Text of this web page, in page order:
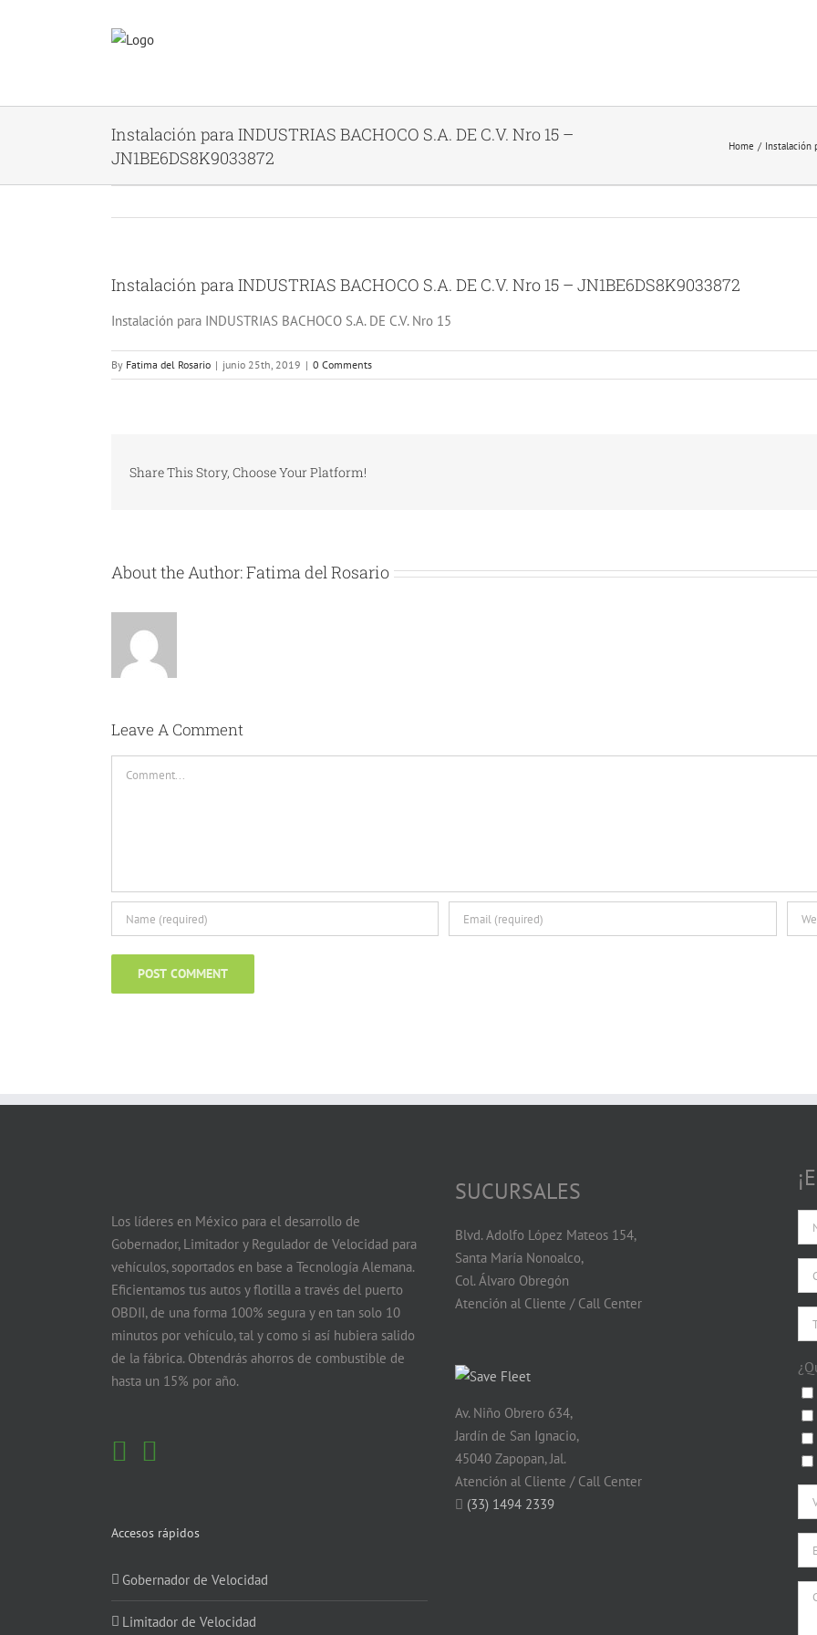
Instalación para INDUSTRIAS BACHOCO S.A. DE C.V. Nro 15 –
JN1BE6DS8K9033872
Home Instalación
Instalación para INDUSTRIAS BACHOCO S.A. DE C.V. Nro 15 – JN1BE6DS8K9033872
Instalación para INDUSTRIAS BACHOCO S.A. DE C.V. Nro 15
By Fatima del Rosario | junio 25th, 2019 | 0 Comments
Share This Story, Choose Your Platform!
About the Author:Fatima del Rosario
Leave A Comment
Los líderes en México para el desarrollo de
Gobernador, Limitador y Regulador de Velocidad para
vehículos, soportados en base a Tecnología Alemana.
Eficientamos tus autos y flotilla a través del puerto
OBDII, de una forma 100% segura y en tan solo 10
minutos por vehículo, tal y como si así hubiera salido
de la fábrica. Obtendrás ahorros de combustible de
hasta un 15% por año.
Accesos rápidos
Gobernador de Velocidad
Limitador de Velocidad
SUCURSALES
Blvd. Adolfo López Mateos 154,
Santa María Nonoalco,
Col. Álvaro Obregón
Atención al Cliente / Call Center
Av. Niño Obrero 634,
Jardín de San Ignacio,
45040 Zapopan, Jal.
Atención al Cliente / Call Center
(33) 1494 2339